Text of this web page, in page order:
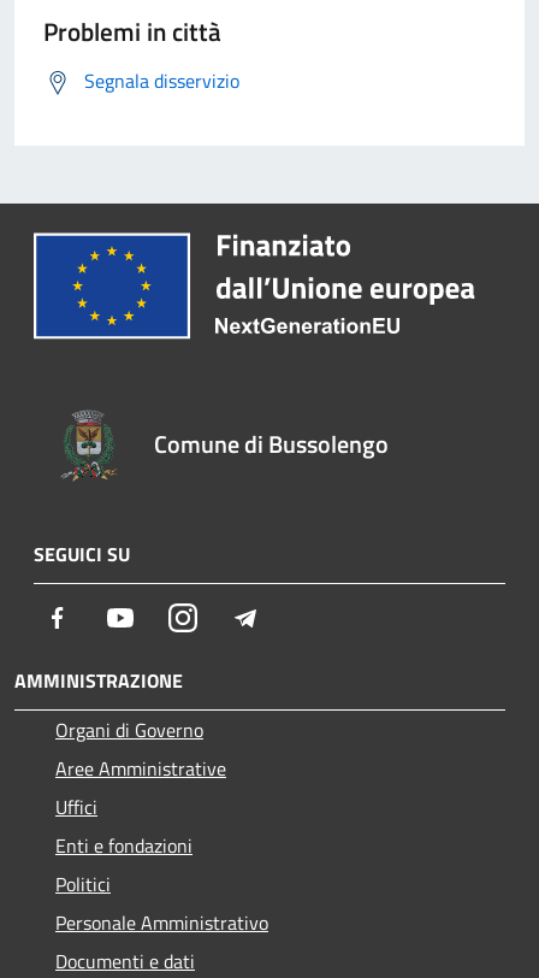
Problemi in città
Segnala disservizio
Comune di Bussolengo
SEGUICI SU
Facebook YoutubeInstagram
AMMINISTRAZIONE
Organi di Governo
Aree Amministrative
Uffici
Enti e fondazioni
Politici
Personale Amministrativo
Documenti e dati